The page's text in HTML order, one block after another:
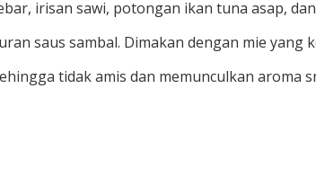
irisan sawi, potongan ikan tuna asap,
saus sambal. Dimakan dengan mie
tidak amis dan memunculkan aroma